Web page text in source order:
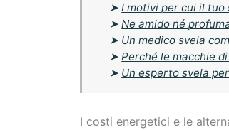
➤I motivi per cui il tuo
➤Ne amido né
➤ Un medico svela
➤Perché le macchie
➤ Un esperto svela
I costi energetici e le